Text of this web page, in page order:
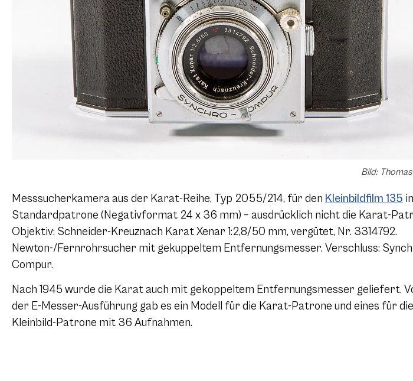
Bild:
Messsucherkamera aus der Karat-Reihe, Typ 2055/214, für den Kleinbildfilm 135
Standardpatrone (Negativformat 24 x 36 mm) – ausdrücklich nicht die Karat-
Objektiv: Schneider-Kreuznach Karat Xenar 1:2,8/50 mm, vergütet, Nr. 3314792.
Newton-/Fernrohrsucher mit gekuppeltem Entfernungsmesser. Verschluss:
Compur.
Nach 1945 wurde die Karat auch mit gekoppeltem Entfernungsmesser geliefert.
der E-Messer-Ausführung gab es ein Modell für die Karat-Patrone und eines für die
Kleinbild-Patrone mit 36 Aufnahmen.